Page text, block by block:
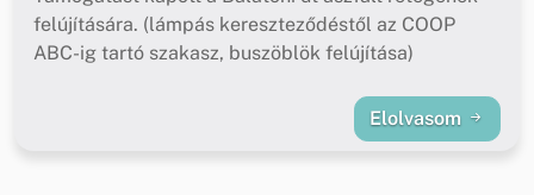
felújítására. (lámpás kereszteződéstől az COOP
ABC-ig tartó szakasz, buszöblök felújítása)
Elolvasom